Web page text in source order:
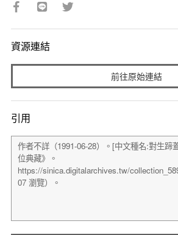
資源連結
前往原始連結
引用